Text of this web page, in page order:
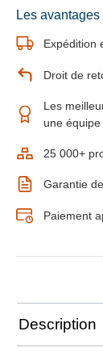
Les
Expédition
Droit de
Les
une
25 000+
Garantie
Paiement
Description